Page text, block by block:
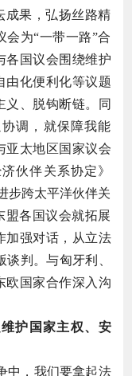
成果，弘扬丝路精
会为“一带一路”合
各国议会围绕维护
由化便利化等议题
义、脱钩断链。同
调，就保障我能
亚太地区国家议会
伙伴关系协定》
步跨太平洋伙伴关
盟各国议会就拓展
加强对话，从立法
判。与匈牙利、
国家合作深入沟
护国家主权、安
中，我们要拿起法